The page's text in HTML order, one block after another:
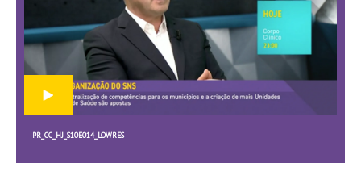
PR_CC_HJ_S10E014_LOWRES